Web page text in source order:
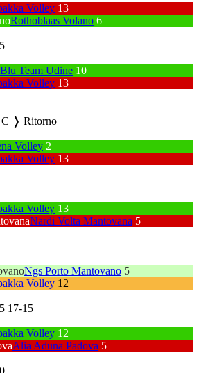
Volley 13
Rothoblaas Volano 6
Blu Team Udine 10
Volley 13
❭ Ritorno
Volley 2
Volley 13
Volley 13
Nardi Volta Mantovana 5
Ngs Porto Mantovano 5
Volley 12
17-15
Volley 12
Alia Aduna Padova 5